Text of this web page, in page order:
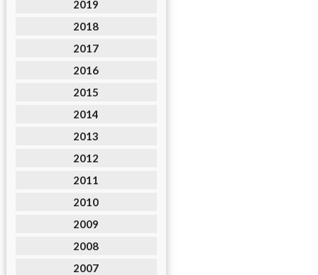
2019
2018
2017
2016
2015
2014
2013
2012
2011
2010
2009
2008
2007